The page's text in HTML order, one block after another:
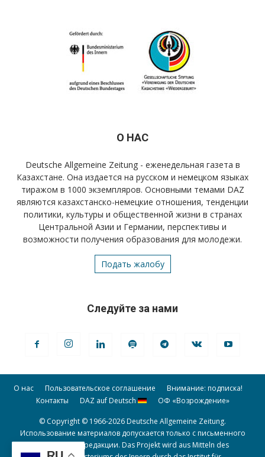
О НАС
Deutsche Allgemeine Zeitung - еженедельная газета в
Казахстане. Она издается на русском и немецком языках
тиражом в 1000 экземпляров. Основными темами DAZ
являются казахстанско-немецкие отношения, тенденции
политики, культуры и общественной жизни в странах
Центральной Азии и Германии, перспективы и
возможности получения образования для молодежи.
Подать жалобу
Следуйте за нами
О нас Пользовательское соглашение
Внимание: подписка!
Контакты
DAZ auf Deutsch ОФ «Возрождение»
© Copyright © 1966-2026 Deutsche Allgemeine Zeitung.
Использование материалов допускается только с письменного
разрешения редакции. Das Projekt wird aus Mitteln des